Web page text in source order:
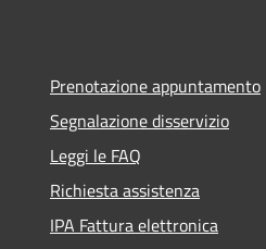
Prenotazione appuntamento
Segnalazione disservizio
Leggi le FAQ
Richiesta assistenza
IPA Fattura elettronica